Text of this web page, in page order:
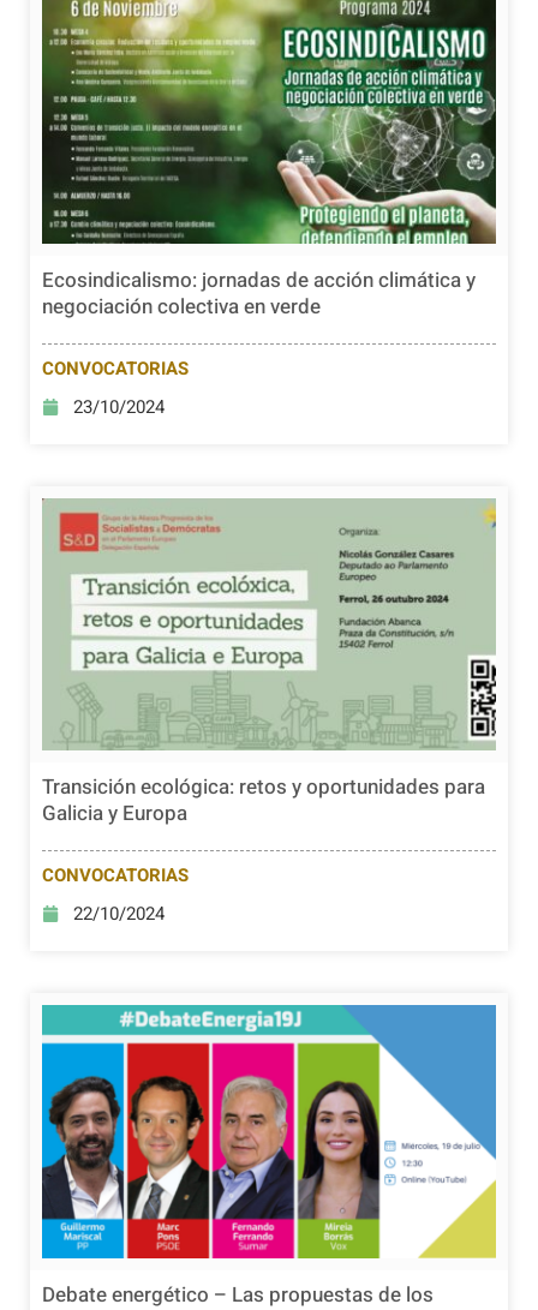
Ecosindicalismo: jornadas de acción climática y
negociación colectiva en verde
CONVOCATORIAS
23/10/2024
Transición ecológica: retos y oportunidades para
Galicia y Europa
CONVOCATORIAS
22/10/2024
Debate energético – Las propuestas de los